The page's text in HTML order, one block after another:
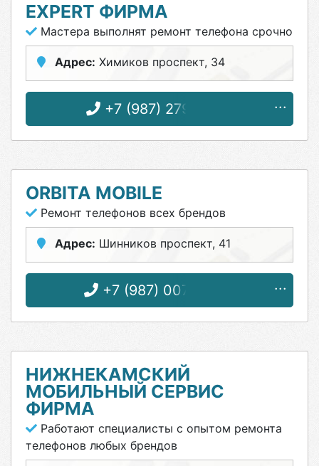
EXPERT ФИРМА
Мастера выполнят ремонт телефона срочно
Адрес: Химиков проспект, 34
+7 (987) 279-51-51
ORBITA MOBILE
Ремонт телефонов всех брендов
Адрес: Шинников проспект, 41
+7 (987) 007-01-99
НИЖНЕКАМСКИЙ
МОБИЛЬНЫЙ СЕРВИС
ФИРМА
Работают специалисты с опытом ремонта
телефонов любых брендов